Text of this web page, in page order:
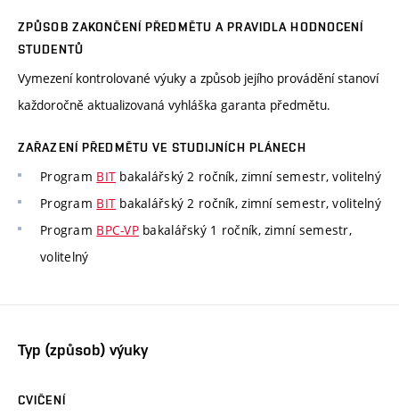
ZPŮSOB ZAKONČENÍ PŘEDMĚTU A PRAVIDLA HODNOCENÍ
STUDENTŮ
Vymezení kontrolované výuky a způsob jejího provádění stanoví
každoročně aktualizovaná vyhláška garanta předmětu.
ZAŘAZENÍ PŘEDMĚTU VE STUDIJNÍCH PLÁNECH
Program BIT bakalářský 2 ročník, zimní semestr, volitelný
Program BIT bakalářský 2 ročník, zimní semestr, volitelný
Program BPC-VPbakalářský 1 ročník, zimní semestr,
volitelný
Typ (způsob) výuky
CVIČENÍ